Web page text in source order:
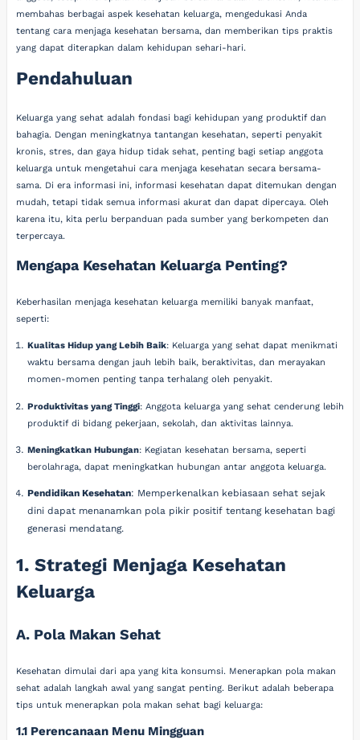
membahas berbagai aspek kesehatan keluarga, mengedukasi Anda
tentang cara menjaga kesehatan bersama, dan memberikan tips praktis
yang dapat diterapkan dalam kehidupan sehari-hari.
Pendahuluan
Keluarga yang sehat adalah fondasi bagi kehidupan yang produktif dan
bahagia. Dengan meningkatnya tantangan kesehatan, seperti penyakit
kronis, stres, dan gaya hidup tidak sehat, penting bagi setiap anggota
keluarga untuk mengetahui cara menjaga kesehatan secara bersama-
sama. Di era informasi ini, informasi kesehatan dapat ditemukan dengan
mudah, tetapi tidak semua informasi akurat dan dapat dipercaya. Oleh
karena itu, kita perlu berpanduan pada sumber yang berkompeten dan
terpercaya.
Mengapa Kesehatan Keluarga Penting?
Keberhasilan menjaga kesehatan keluarga memiliki banyak manfaat,
seperti:
Kualitas Hidup yang Lebih Baik: Keluarga yang sehat dapat menikmati
waktu bersama dengan jauh lebih baik, beraktivitas, dan merayakan
momen-momen penting tanpa terhalang oleh penyakit.
Produktivitas yang Tinggi: Anggota keluarga yang sehat cenderung lebih
produktif di bidang pekerjaan, sekolah, dan aktivitas lainnya.
Meningkatkan Hubungan: Kegiatan kesehatan bersama, seperti
berolahraga, dapat meningkatkan hubungan antar anggota keluarga.
Pendidikan Kesehatan: Memperkenalkan kebiasaan sehat sejak
dini dapat menanamkan pola pikir positif tentang kesehatan bagi
generasi mendatang.
1. Strategi Menjaga Kesehatan
Keluarga
A. Pola Makan Sehat
Kesehatan dimulai dari apa yang kita konsumsi. Menerapkan pola makan
sehat adalah langkah awal yang sangat penting. Berikut adalah beberapa
tips untuk menerapkan pola makan sehat bagi keluarga:
1.1 Perencanaan Menu Mingguan